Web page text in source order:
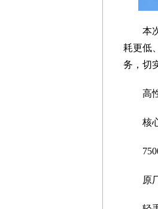
本
耗更低
务，切
高
核
原